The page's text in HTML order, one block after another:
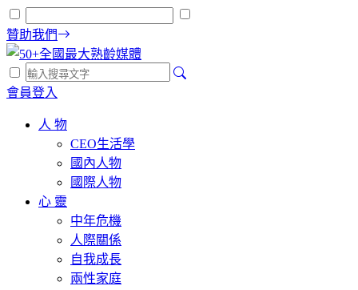
贊助我們
會員登入
人 物
CEO生活學
國內人物
國際人物
心 靈
中年危機
人際關係
自我成長
兩性家庭